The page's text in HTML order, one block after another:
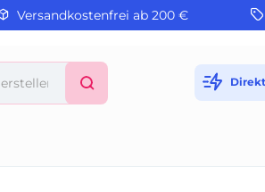
Versandkostenfrei ab 200 €